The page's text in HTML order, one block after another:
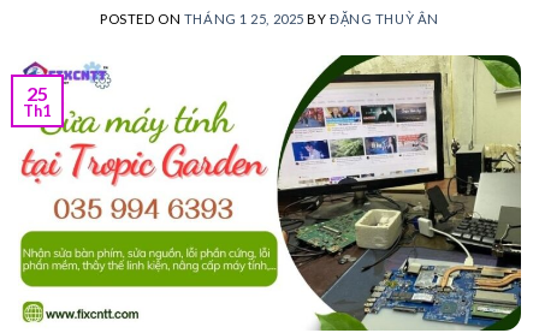
POSTED ON THÁNG 1 25, 2025 BYĐẶNG THUỲ ÂN
25
Th1